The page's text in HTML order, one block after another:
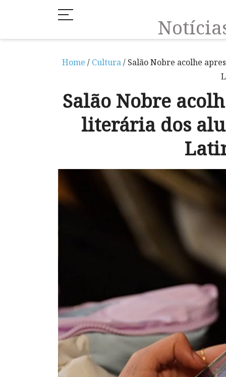
Home / Cultura/ Salão Nobre acolhe
Salão Nobre
literária dos